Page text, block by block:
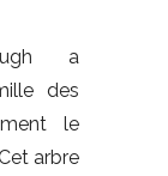
a
des
le
arbre